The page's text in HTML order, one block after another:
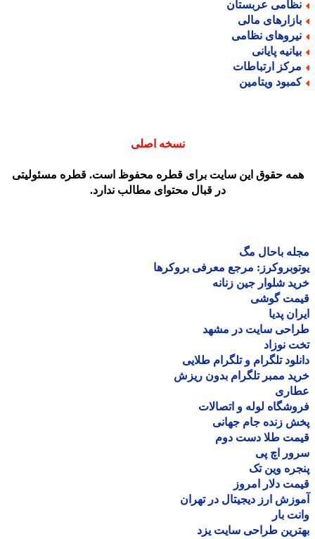
عربستان
مالی
نظامی
پایانی
ارتباطات
ویتامین
نسخه اصلی
حقوق این سایت برای قطره محفوظ است. قطره مسئولیتی
در قبال محتوای مطالب ندارد.
باحال مگ
مرجع معرفی بروکرها
شلوار جین زنانه
گوشی
پدیا
سایت در مشهد
نوزاد
تلگرام و تلگرام طلایی
ممبر تلگرام بدون ریزش
لوله و اتصالات
زنده جام جهانی
طلا دست دوم
اچ پی
وین تک
دلار امروز
ارز دیجیتال در تهران
بار
طراحی سایت یزد